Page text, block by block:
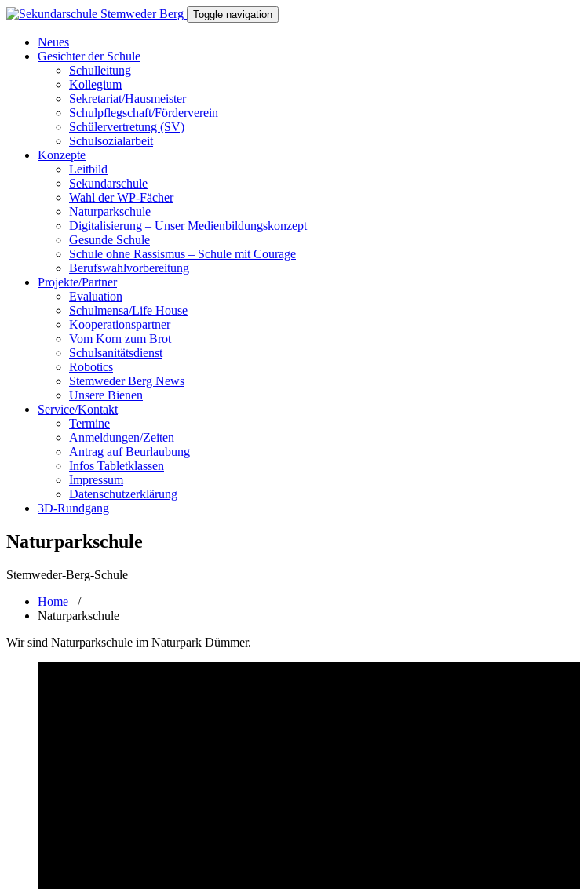
Toggle navigation
Neues
Gesichter der Schule
Schulleitung
Kollegium
Sekretariat/Hausmeister
Schulpflegschaft/Förderverein
Schülervertretung (SV)
Schulsozialarbeit
Konzepte
Leitbild
Sekundarschule
Wahl der WP-Fächer
Naturparkschule
Digitalisierung – Unser Medienbildungskonzept
Gesunde Schule
Schule ohne Rassismus – Schule mit Courage
Berufswahlvorbereitung
Projekte/Partner
Evaluation
Schulmensa/Life House
Kooperationspartner
Vom Korn zum Brot
Schulsanitätsdienst
Robotics
Stemweder Berg News
Unsere Bienen
Service/Kontakt
Termine
Anmeldungen/Zeiten
Antrag auf Beurlaubung
Infos Tabletklassen
Impressum
Datenschutzerklärung
3D-Rundgang
Naturparkschule
Stemweder-Berg-Schule
Home /
Naturparkschule
Wir sind Naturparkschule im Naturpark Dümmer.